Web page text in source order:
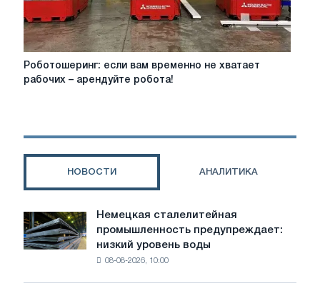
Роботошеринг:
если
хватает
робота!
Роботошеринг: если вам временно не хватает
рабочих – арендуйте робота!
НОВОСТИ АНАЛИТИКА
Немецкая
сталелитейная
промышленность
предупреждает:
Немецкая сталелитейная
промышленность предупреждает:
низкий уровень воды
08-08-2026, 10:00